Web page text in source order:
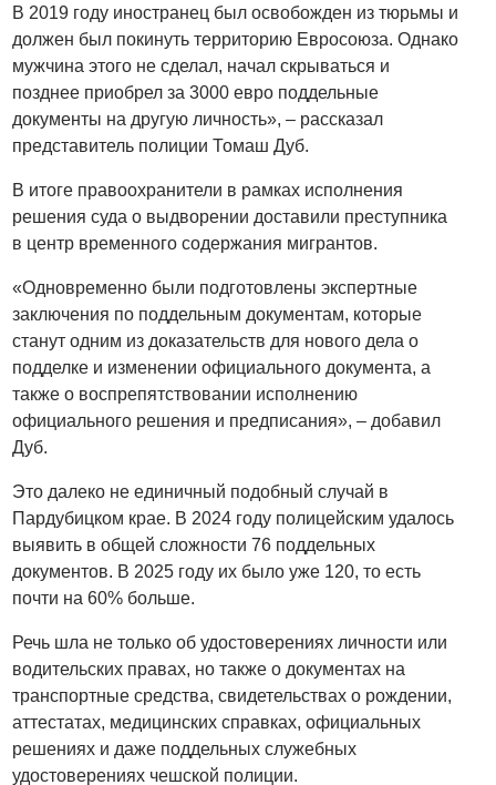
В 2019 году иностранец был освобожден из тюрьмы и
должен был покинуть территорию Евросоюза. Однако
мужчина этого не сделал, начал скрываться и
позднее приобрел за 3000 евро поддельные
документы на другую личность», – рассказал
представитель полиции Томаш Дуб.
В итоге правоохранители в рамках исполнения
решения суда о выдворении доставили преступника
в центр временного содержания мигрантов.
«Одновременно были подготовлены экспертные
заключения по поддельным документам, которые
станут одним из доказательств для нового дела о
подделке и изменении официального документа, а
также о воспрепятствовании исполнению
официального решения и предписания», – добавил
Дуб.
Это далеко не единичный подобный случай в
Пардубицком крае. В 2024 году полицейским удалось
выявить в общей сложности 76 поддельных
документов. В 2025 году их было уже 120, то есть
почти на 60% больше.
Речь шла не только об удостоверениях личности или
водительских правах, но также о документах на
транспортные средства, свидетельствах о рождении,
аттестатах, медицинских справках, официальных
решениях и даже поддельных служебных
удостоверениях чешской полиции.